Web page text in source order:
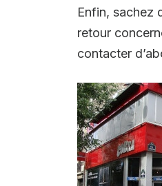
Enfin, sachez
retour
contacter